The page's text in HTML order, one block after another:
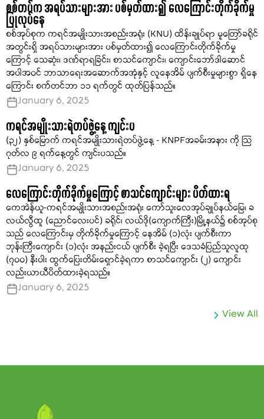
စစ်တပ်က အရပ်သားများအား ပစ်မှတ်ထား၍ လေကြောင်းတိုက်ခိုက်မှု
ပြုလုပ်နေ
စစ်အုပ်စုက ကရင်အမျိုးသားအစည်းအရုံး (KNU) ထိန်းချုပ်ရာ မူတြော်ခရိုင်
အတွင်းရှိ အရပ်သားများအား ပစ်မှတ်ထား၍ လေကြောင်းတိုက်ခိုက်မှု
ကြောင့် သေဆုံး၊ ဒဏ်ရာရခြင်း၊ စာသင်ကျောင်း၊ ကျောင်းဘော်ဒါဆောင်
အပါအဝင် ဘာသာရေးအဆောက်အအုံနှင့် လူနေအိမ် ပျက်စီးမှုများစွာ ရှိနေ
ကြောင်း စက်တင်ဘာ ၁၁ ရက်တွင် ထုတ်ပြန်သည်။
January 6, 2025
ကရင်အမျိုးသားရဲတပ်ဖွဲ့နေ့ ကျင်းပ
(၃၂) နှစ်မြောက် ကရင်အမျိုးသားရဲတပ်ဖွဲ့နေ့ - KNPFအခမ်းအနား ကို သြ
ဂုတ်လ ၉ ရက်နေ့တွင် ကျင်းပသည်။
January 6, 2025
လေကြောင်းတိုက်ခိုက်မှုကြောင့် စာသင်ကျောင်းများ ပိတ်ထားရ
ကေအဲန်ယူ−ကရင်အမျိုးသားအစည်းအရုံး ကော်သူးလေအုပ်ချုပ်နယ်မြေ၊ ခ
လယ်လွီထူ (ညောင်လေးပင်) ခရိုင်၊ လယ်ဒို(ကျောက်ကြီး)မြို့နယ်၌ စစ်အုပ်စု
သည် လေကြောင်းမှ တိုက်ခိုက်မှုကြောင့် နေအိမ် (၁)လုံး ပျက်စီးကာ
ဘုန်းကြီးကျောင်း (၁)လုံး အနည်းငယ် ပျက်စီး ခဲ့ရပြီး ဒေသခံပြည်သူလူထု
(၇၀၀) နီးပါး ထွက်ပြေးတိမ်းရှောင်ခဲ့ရကာ စာသင်ကျောင်း (၂) ကျောင်း
လည်းယာယီပိတ်ထားခဲ့ရသည်။
January 6, 2025
View All